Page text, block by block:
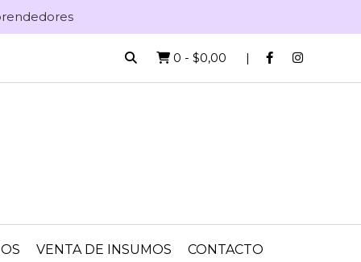
0 - $0,00
VENTA DE INSUMOS CONTACTO